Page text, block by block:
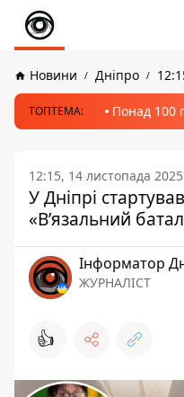
Новини Дніпро
ТОПТЕМА: Понад 100
12:15, 14 листопада 2025
У Дніпрі
«Вʼязальний
Інформатор
ЖУРНАЛІСТ
👍